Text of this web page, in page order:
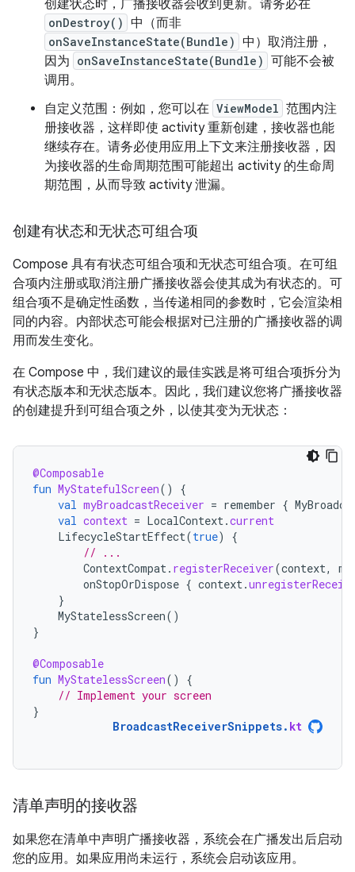
创建状态时，广播接收器会收到更新。请务必在
onDestroy() 中（而非
onSaveInstanceState(Bundle) 中）取消注册，
因为 onSaveInstanceState(Bundle) 可能不会被
调用。
自定义范围：例如，您可以在 ViewModel 范围内注
册接收器，这样即使 activity 重新创建，接收器也能
继续存在。请务必使用应用上下文来注册接收器，因
为接收器的生命周期范围可能超出 activity 的生命周
期范围，从而导致 activity 泄漏。
创建有状态和无状态可组合项
Compose 具有有状态可组合项和无状态可组合项。在可组
合项内注册或取消注册广播接收器会使其成为有状态的。可
组合项不是确定性函数，当传递相同的参数时，它会渲染相
同的内容。内部状态可能会根据对已注册的广播接收器的调
用而发生变化。
在 Compose 中，我们建议的最佳实践是将可组合项拆分为
有状态版本和无状态版本。因此，我们建议您将广播接收器
的创建提升到可组合项之外，以使其变为无状态：
@Composable
fun MyStatefulScreen()
{
val myBroadcastReceiver = remember {
val context = LocalContext.current
LifecycleStartEffect(true)
{
// ...
ContextCompat. registerReceiver(context,
onStopOrDispose { context.
}
MyStatelessScreen()
}
@Composable
fun MyStatelessScreen()
{
// Implement your screen
}
BroadcastReceiverSnippets. kt
清单声明的接收器
如果您在清单中声明广播接收器，系统会在广播发出后启动
您的应用。如果应用尚未运行，系统会启动该应用。